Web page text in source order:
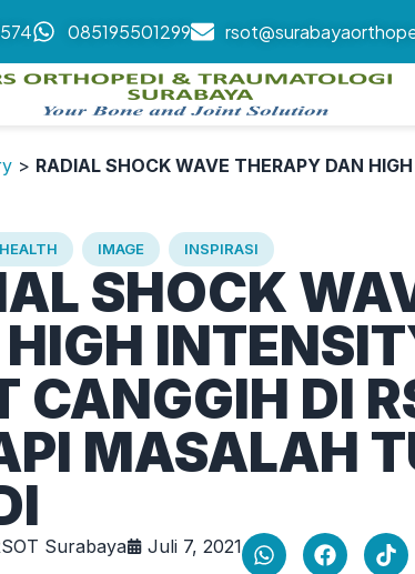
085195501299
> RADIAL SHOCK WAVE THERAPY DAN
HEALTH IMAGE INSPIRASI
SHOCK
CANGGIH DI
MASALAH
Surabaya Juli 7, 2021